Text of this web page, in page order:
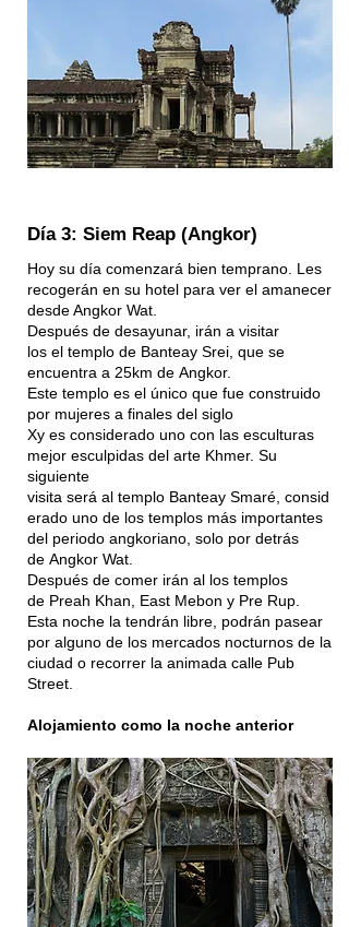
Día 3: Siem Reap (Angkor)
Hoy su día comenzará bien temprano. Les
recogerán en su hotel para ver el amanecer
desde Angkor Wat.
Después de desayunar, irán a visitar
los el templo de Banteay Srei, que se
encuentra a 25km de Angkor.
Este templo es el único que fue construido
por mujeres a finales del siglo
Xy es considerado uno con las esculturas
mejor esculpidas del arte Khmer. Su
siguiente
visita será al templo Banteay Smaré, consid
erado uno de los templos más importantes
del periodo angkoriano, solo por detrás
de Angkor Wat.
Después de comer irán al los templos
de Preah Khan, East Mebon y Pre Rup.
Esta noche la tendrán libre, podrán pasear
por alguno de los mercados nocturnos de la
ciudad o recorrer la animada calle Pub
Street.
Alojamiento como la noche anterior